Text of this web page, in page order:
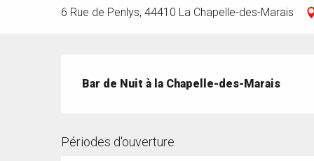
6 Rue de Penlys, 44410 La Chapelle-des-Marais
Bar de Nuit à la Chapelle-des-Marais
Périodes d'ouverture